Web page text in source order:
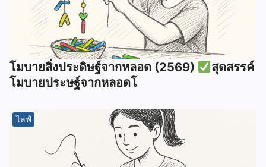
โมบายสิ่งประดิษฐ์จากหลอด (2569)
สุดสรรค์
โมบายประษฐ์จากหลอดโ
ไลฟ์